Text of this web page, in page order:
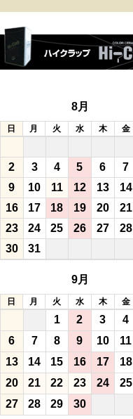
8月
日 月 火 水 木 金
2
3 4 5 6 7
9
10 11 12 13 14
16
17 18 19 20 21
23
24 25 26 27 28
30
31
9月
日 月 火 水 木 金
1 2 3 4
6
7 8 9 10 11
13
14 15 16 17 18
20
21 22 23 24 25
27
28 29 30